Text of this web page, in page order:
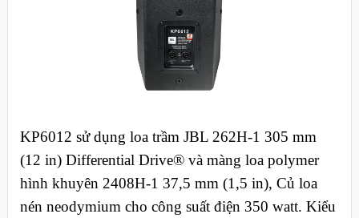
KP6012 sử dụng loa trầm JBL 262H-1 305 mm
(12 in) Differential Drive® và màng loa polymer
hình khuyên 2408H-1 37,5 mm (1,5 in), Củ loa
nén neodymium cho công suất điện 350 watt. Kiểu